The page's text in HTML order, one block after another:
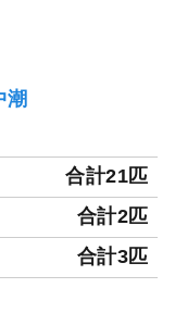
潮
合計21匹
合計2匹
合計3匹